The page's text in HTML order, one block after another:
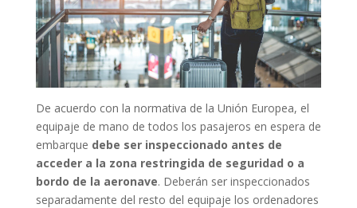
De acuerdo con la normativa de la Unión Europea, el
equipaje de mano de todos los pasajeros en espera de
embarque debe ser inspeccionado antes de
acceder a la zona restringida de seguridad o a
bordo de la aeronave. Deberán ser inspeccionados
separadamente del resto del equipaje los ordenadores